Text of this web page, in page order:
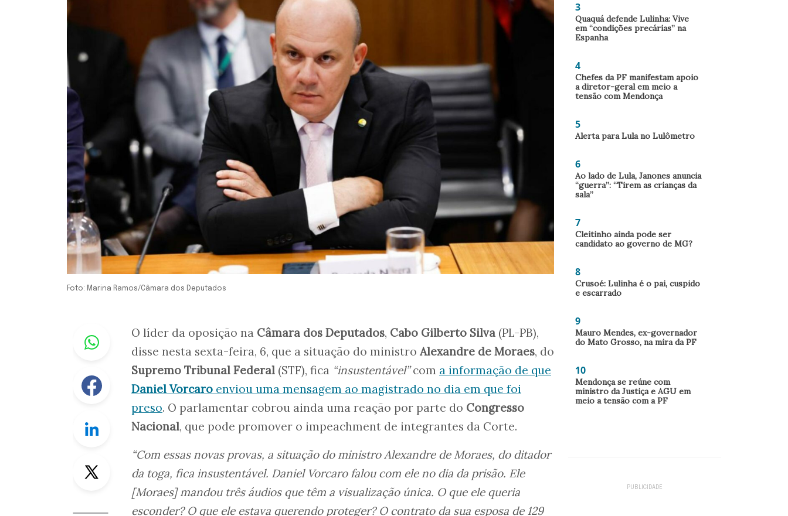
Foto: Marina Ramos/Câmara dos Deputados
Whastapp
Facebook
Linkedin
Twitter
O líder da oposição na Câmara dos Deputados, Cabo Gilberto Silva (PL-PB),
disse nesta sexta-feira, 6, que a situação do ministro Alexandre de Moraes, do
Supremo Tribunal Federal (STF), fica “insustentável”com a informação de que
Daniel Vorcaro enviou uma mensagem ao magistrado no dia em que foi
preso. O parlamentar cobrou ainda uma reação por parte do Congresso
Nacional, que pode promover o impeachment de integrantes da Corte.
“Com essas novas provas, a situação do ministro Alexandre de Moraes, do ditador
da toga, fica insustentável. Daniel Vorcaro falou com ele no dia da prisão. Ele
[Moraes] mandou três áudios que têm a visualização única. O que ele queria
esconder? O que ele estava querendo proteger? O contrato da sua esposa de 129
3
Quaquá defende Lulinha: Vive
em “condições precárias” na
Espanha
4
Chefes da PF manifestam apoio
a diretor-geral em meio a
tensão com Mendonça
5
Alerta para Lula no Lulômetro
6
Ao lado de Lula, Janones anuncia
“guerra”: “Tirem as crianças da
sala”
7
Cleitinho ainda pode ser
candidato ao governo de MG?
8
Crusoé: Lulinha é o pai, cuspido
e escarrado
9
Mauro Mendes, ex-governador
do Mato Grosso, na mira da PF
10
Mendonça se reúne com
ministro da Justiça e AGU em
meio a tensão com a PF